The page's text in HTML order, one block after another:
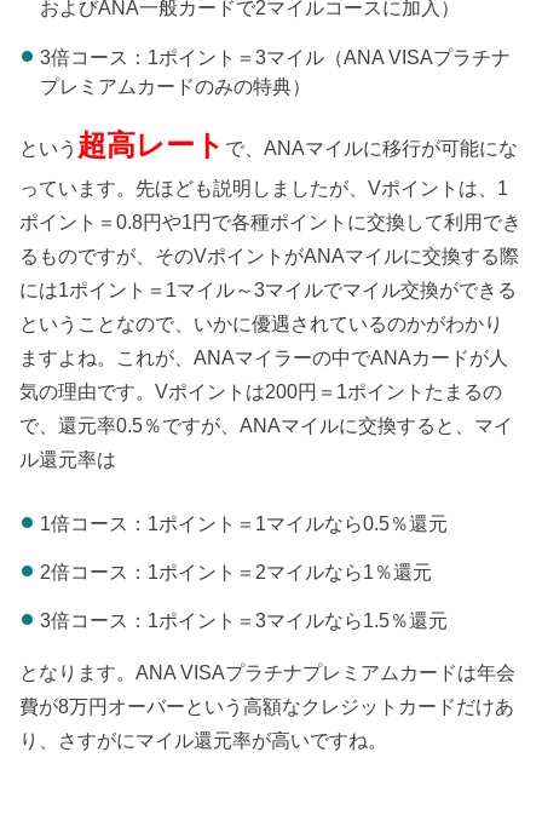
およびANA一般カードで2マイルコースに加入）
3倍コース：1ポイント＝3マイル（ANA VISAプラチナ
プレミアムカードのみの特典）
という 超高レート で、ANAマイルに移行が可能にな
っています。先ほども説明しましたが、Vポイントは、1
ポイント＝0.8円や1円で各種ポイントに交換して利用でき
るものですが、そのVポイントがANAマイルに交換する際
には1ポイント＝1マイル～3マイルでマイル交換ができる
ということなので、いかに優遇されているのかがわかり
ますよね。これが、ANAマイラーの中でANAカードが人
気の理由です。Vポイントは200円＝1ポイントたまるの
で、還元率0.5％ですが、ANAマイルに交換すると、マイ
ル還元率は
1倍コース：1ポイント＝1マイルなら0.5％還元
2倍コース：1ポイント＝2マイルなら1％還元
3倍コース：1ポイント＝3マイルなら1.5％還元
となります。ANA VISAプラチナプレミアムカードは年会
費が8万円オーバーという高額なクレジットカードだけあ
り、さすがにマイル還元率が高いですね。